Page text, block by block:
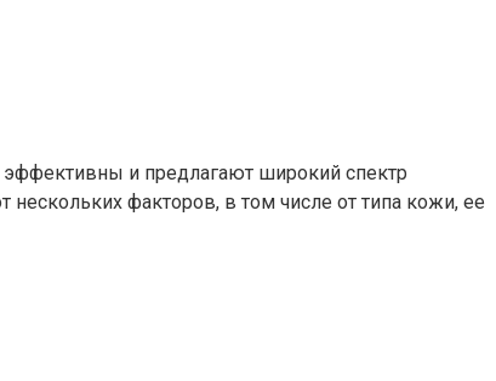
и предлагают широкий спектр
нескольких факторов, в том числе от типа кожи, ее